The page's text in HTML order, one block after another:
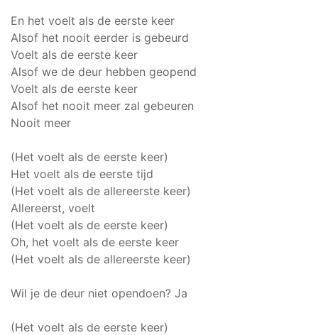
En het voelt als de eerste keer
Alsof het nooit eerder is gebeurd
Voelt als de eerste keer
Alsof we de deur hebben geopend
Voelt als de eerste keer
Alsof het nooit meer zal gebeuren
Nooit meer
(Het voelt als de eerste keer)
Het voelt als de eerste tijd
(Het voelt als de allereerste keer)
Allereerst, voelt
(Het voelt als de eerste keer)
Oh, het voelt als de eerste keer
(Het voelt als de allereerste keer)
Wil je de deur niet opendoen? Ja
(Het voelt als de eerste keer)